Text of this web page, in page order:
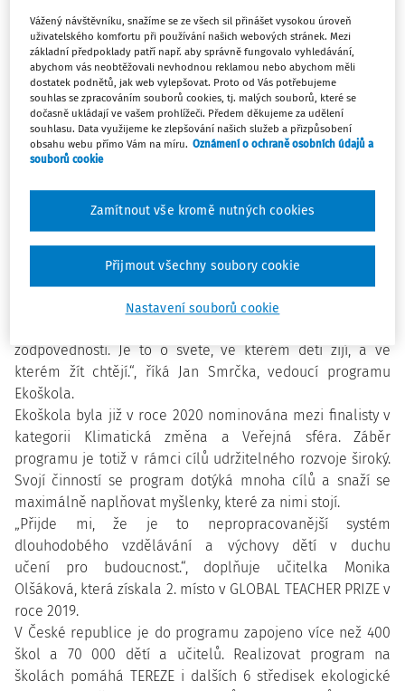
Vzdělávací centrum TEREZA prostřednictvím
mezinárodního program EKOŠKOLA už více než 15
let pomáhá dětem žít v souladu s přírodou a zapojit se do
proměny naší společnosti k udržitelné bezuhlíkové
budoucnosti.
„Věříme, že udržitelnou budoucnost lidí na naší planetě
systém spoluvytvářet. Jako vzdělávací program má v
České republice zásadní společenský cíl: Podporovat
rozvoj a vzdělávání dětí ve školách takovým způsobem,
aby byly schopné a ochotné aktivně a samostatně
zlepšovat své životní prostředí. Ekoškola je o vzájemných
zodpovědnosti. Je to o světě, ve kterém děti žijí, a ve
kterém žít chtějí.“, říká Jan Smrčka, vedoucí programu
Ekoškola.
Ekoškola byla již v roce 2020 nominována mezi finalisty v
kategorii Klimatická změna a Veřejná sféra. Záběr
programu je totiž v rámci cílů udržitelného rozvoje široký.
Svojí činností se program dotýká mnoha cílů a snaží se
maximálně naplňovat myšlenky, které za nimi stojí.
„Přijde mi, že je to nepropracovanější systém
dlouhodobého vzdělávání a výchovy dětí v duchu
učení pro budoucnost.“, doplňuje učitelka Monika
Olšáková, která získala 2. místo v GLOBAL TEACHER PRIZE v
roce 2019.
V České republice je do programu zapojeno více než 400
škol a 70 000 dětí a učitelů. Realizovat program na
školách pomáhá TEREZE i dalších 6 středisek ekologické
Vážený návštěvníku, snažíme se ze všech sil přinášet vysokou úroveň
uživatelského komfortu při používání našich webových stránek. Mezi
základní předpoklady patří např. aby správně fungovalo vyhledávání,
abychom vás neobtěžovali nevhodnou reklamou nebo abychom měli
dostatek podnětů, jak web vylepšovat. Proto od Vás potřebujeme
souhlas se zpracováním souborů cookies, tj. malých souborů, které se
dočasně ukládají ve vašem prohlížeči. Předem děkujeme za udělení
souhlasu. Data využijeme ke zlepšování našich služeb a přizpůsobení
obsahu webu přímo Vám na míru. Oznámení o ochraně osobních údajů a
souborů cookie
Nastavení souborů cookie
Zamítnout vše kromě nutných cookies
Přijmout všechny soubory cookie